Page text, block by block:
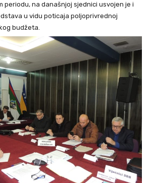
periodu, na današnjoj sjednici usvojen je i
u vidu poticaja poljoprivrednoj
budžeta.